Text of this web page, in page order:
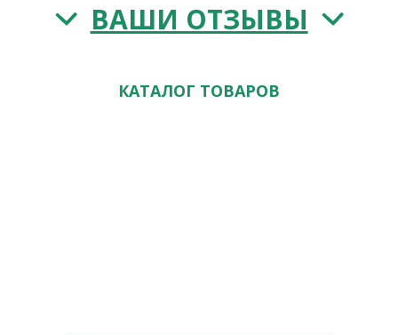
ВАШИ ОТЗЫВЫ
КАТАЛОГ ТОВАРОВ